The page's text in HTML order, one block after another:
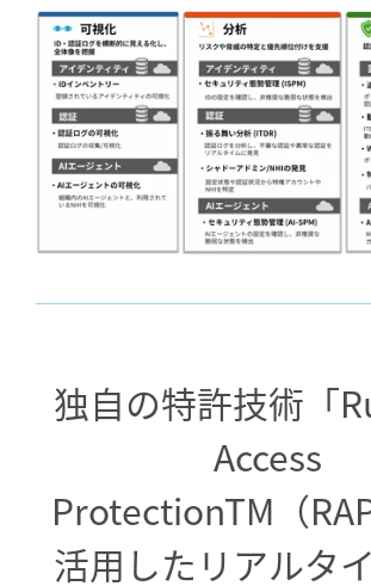
独自の特許技術「
Access
ProtectionTM（
活用した リアルタ